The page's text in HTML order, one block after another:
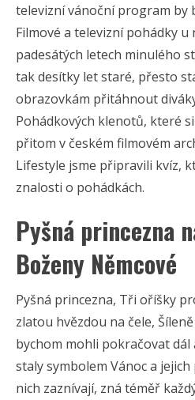
televizní vánoční program by
Filmové a televizní pohádky u
padesátých letech minulého
tak desítky let staré, přesto
obrazovkám přitáhnout
Pohádkových klenotů, které
přitom v českém filmovém
Lifestyle jsme připravili kvíz,
znalosti o pohádkách.
Pyšná princezna
Boženy Němcové
Pyšná princezna, Tři oříšky
zlatou hvězdou na čele,
bychom mohli pokračovat dál
staly symbolem Vánoc a
nich zaznívají, zná téměř